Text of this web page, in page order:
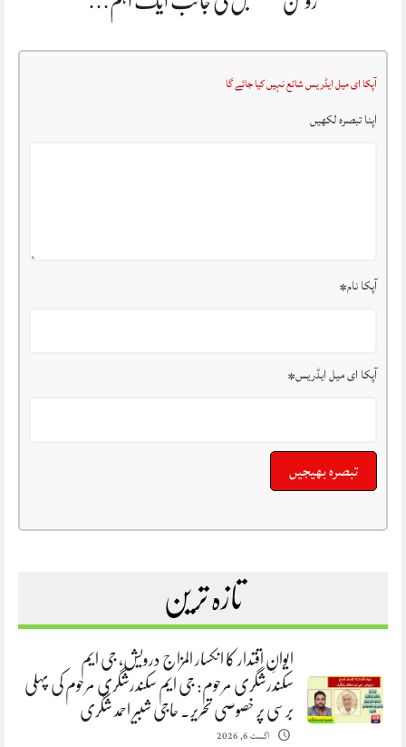
آپکا ای میل ایڈریس شائع نہیں کیا جائے گا
اپنا تبصرہ لکھیں
آپکا نام*
آپکا ای میل ایڈریس*
تازہ ترین
ایوانِ اقتدار کا انکسار المزاج درویش، جی ایم
سکندرشگری مرحوم: جی ایم سکندرشگری مرحوم کی پہلی
برسی پر خصوصی تحریر. حاجی شبیر احمد شگری
اگست 6, 2026